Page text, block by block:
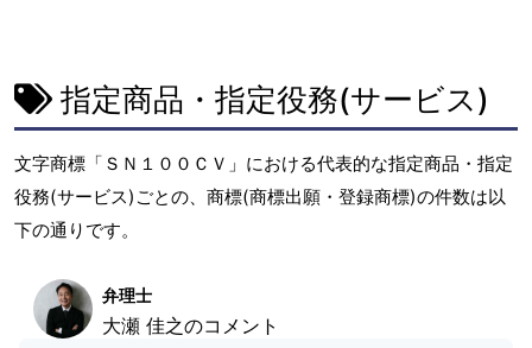
指定商品・指定役務(サービス)
文字商標「ＳＮ１００ＣＶ」における代表的な指定商品・指定
役務(サービス)ごとの、商標(商標出願・登録商標)の件数は以
下の通りです。
弁理士
大瀬 佳之のコメント